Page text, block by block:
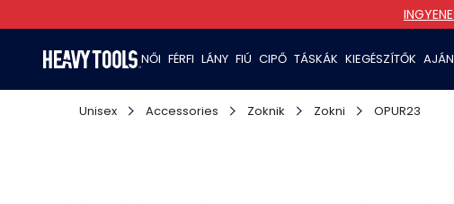
NŐI FÉRFI LÁNY FIÚ CIPŐ TÁSKÁK KIEGÉSZÍTŐK
Unisex Accessories Zoknik Zokni OPUR23